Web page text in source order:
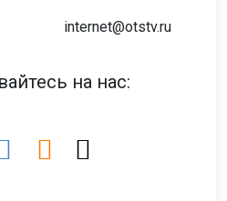
internet@otstv.ru
на нас: